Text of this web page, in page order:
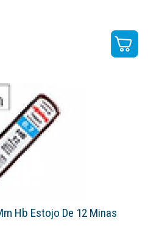
Hb Estojo De 12 Minas